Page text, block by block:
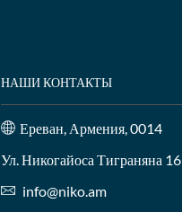
НАШИ КОНТАКТЫ
Ереван, Армения, 0014
Ул. Никогайоса Тиграняна 16
info@niko.am